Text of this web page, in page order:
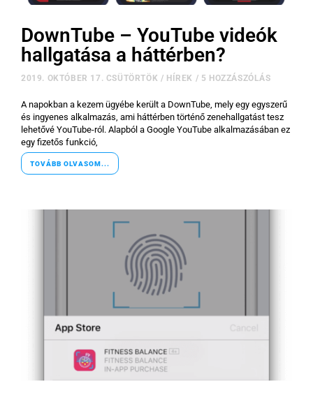
DownTube – YouTube videók
hallgatása a háttérben?
2019. OKTÓBER 17. CSÜTÖRTÖK / HÍREK / 5 HOZZÁSZÓLÁS
A napokban a kezem ügyébe került a DownTube, mely egy egyszerű
és ingyenes alkalmazás, ami háttérben történő zenehallgatást tesz
lehetővé YouTube-ról. Alapból a Google YouTube alkalmazásában ez
egy fizetős funkció,
TOVÁBB OLVASOM...